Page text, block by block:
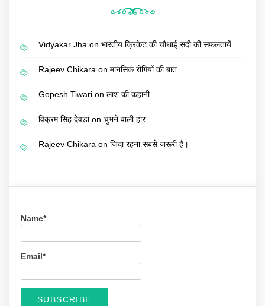
Vidyakar Jha on भारतीय क्रिकेट की चौथाई सदी की सफलतायें
Rajeev Chikara on मानसिक रोगियों की बात
Gopesh Tiwari on लाश की कहानी
विक्रम सिंह देवड़ाon चुभने वाली हार
Rajeev Chikara on जिंदा रहना सबसे जरूरी है।
Name*
Email*